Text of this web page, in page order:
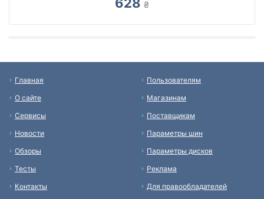
₴
Главная
О сайте
Сервисы
Новости
Обзоры
Тесты
Контакты
Пользователям
Магазинам
Поставщикам
Параметры шин
Параметры дисков
Реклама
Для правообладателей